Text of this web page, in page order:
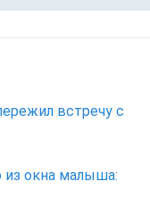
встречу с
из окна малыша: